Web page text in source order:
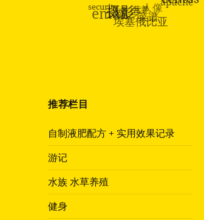
埃塞俄比亚
菜谱
营养
摄影
security
email
推荐栏目
自制液肥配方 + 实用效果记录
游记
水族 水草养殖
健身